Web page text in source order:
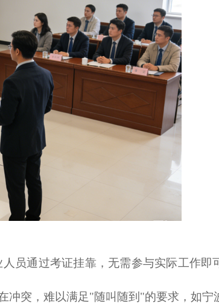
员通过考证挂靠，无需参与实际工作即
突，难以满足"随叫随到"的要求，如宁